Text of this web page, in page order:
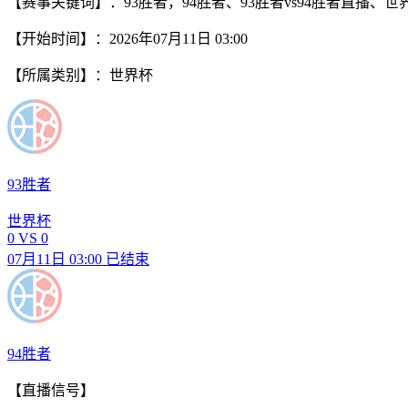
【开始时间】：2026年07月11日 03:00
【所属类别】：世界杯
93胜者
世界杯
0 VS 0
07月11日 03:00 已结束
94胜者
【直播信号】